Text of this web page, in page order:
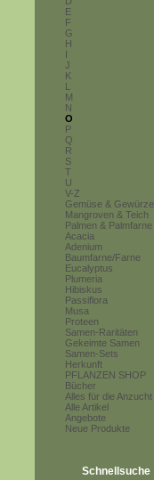
E
F
G
H
I
J
K
L
M
N
O
P
Q
R
S
T
U
V-Z
Gemüse & Gewürze
Mangroven & Teich
Palmen & Palmfarne
Acacia
Adenium
Baumfarne/Farne
Eucalyptus
Plumeria
Hibiskus
Passiflora
Musa
Proteen
Samen-Raritäten
Gekeimte Samen
Samen-Sets
Herkunft
PFLANZEN SHOP
Bücher
Alles für die Anzucht
Alle Artikel
Angebote
Neue Produkte
Schnellsuche